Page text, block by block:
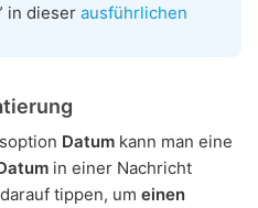
in dieser ausführlichen
Datum kann man eine
in einer Nachricht
tippen, um einen